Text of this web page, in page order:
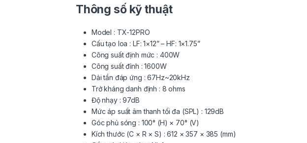
Thông số kỹ thuật
Model : TX-12PRO
Cấu tạo loa : LF: 1×12” – HF: 1×1.75”
Công suất định mức : 400W
Công suất đỉnh : 1600W
Dải tần đáp ứng : 67Hz~20kHz
Trở kháng danh định : 8 ohms
Độ nhạy : 97dB
Mức áp suất âm thanh tối đa (SPL) : 129dB
Góc phủ sóng : 100° (H) × 70° (V)
Kích thước (C × R × S) : 612 × 357 × 385 (mm)